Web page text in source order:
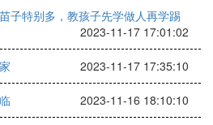
子特别多，教孩子先学做人再学踢
2023-11-17 17:01:02
2023-11-17 17:35:10
2023-11-16 18:10:10